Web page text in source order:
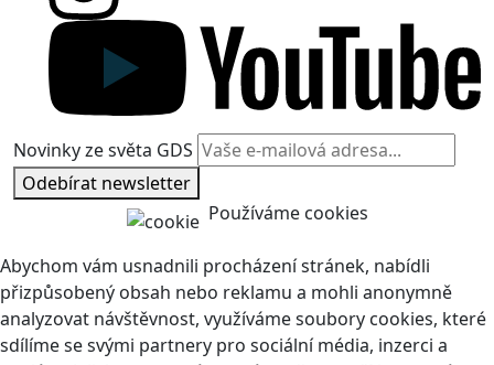
Novinky ze světa GDS
Odebírat newsletter
Používáme cookies
Abychom vám usnadnili procházení stránek, nabídli
přizpůsobený obsah nebo reklamu a mohli anonymně
analyzovat návštěvnost, využíváme soubory cookies, které
sdílíme se svými partnery pro sociální média, inzerci a